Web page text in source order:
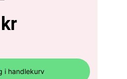
kr
i handlekurv